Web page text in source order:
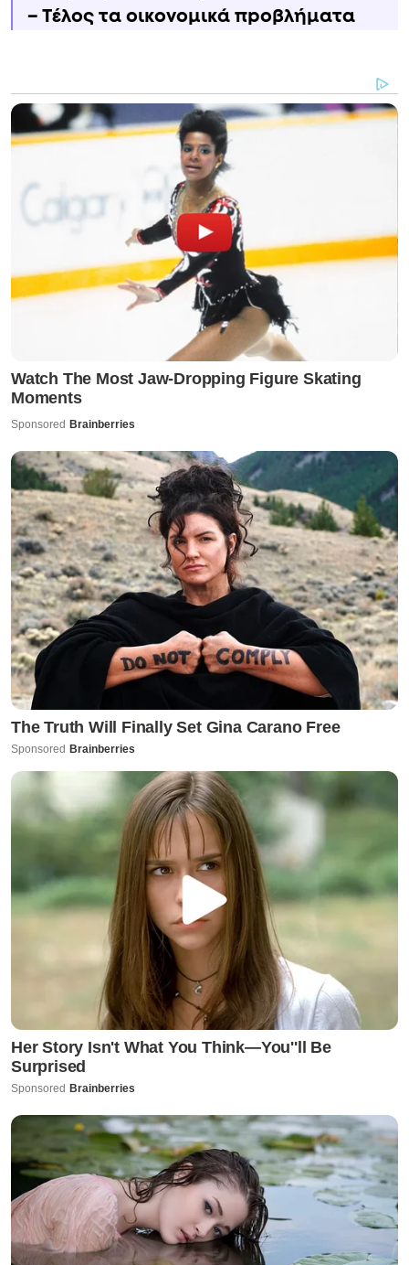
– Τέλος τα οικονομικά πpοβλήματα